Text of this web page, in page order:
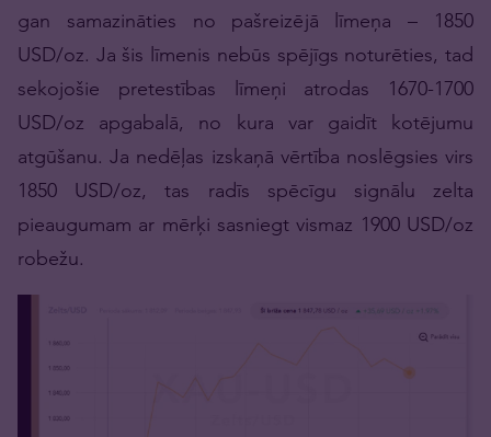
gan samazināties no pašreizējā līmeņa – 1850
USD/oz. Ja šis līmenis nebūs spējīgs noturēties, tad
sekojošie pretestības līmeņi atrodas 1670-1700
USD/oz apgabalā, no kura var gaidīt kotējumu
atgūšanu. Ja nedēļas izskaņā vērtība noslēgsies virs
1850 USD/oz, tas radīs spēcīgu signālu zelta
pieaugumam ar mērķi sasniegt vismaz 1900 USD/oz
robežu.